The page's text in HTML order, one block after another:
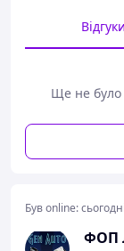
Ще не було
Був online:сьогодні